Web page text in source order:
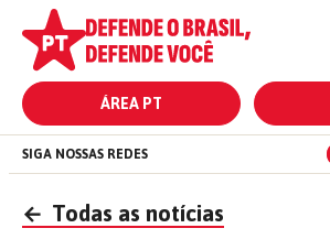
ÁREA PT
SIGA NOSSAS REDES
← Todas as notícias